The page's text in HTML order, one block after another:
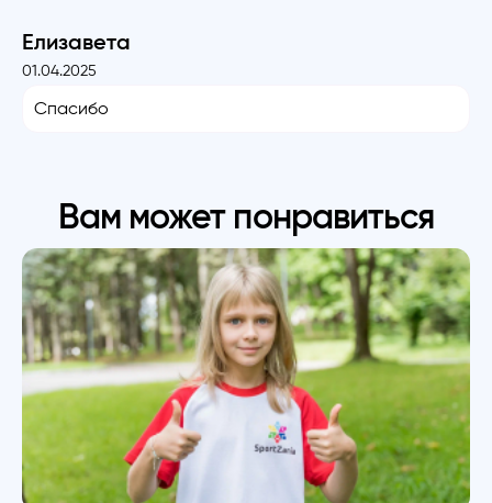
Елизавета
01.04.2025
Спасибо
Вам может понравиться